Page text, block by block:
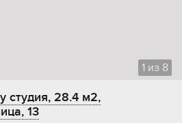
1 из 8
студия, 28.4 м2,
13